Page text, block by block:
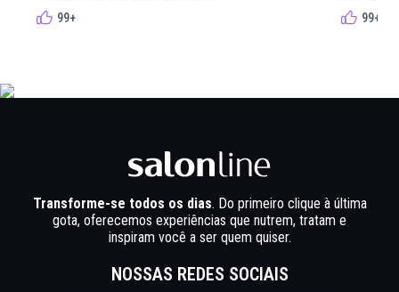
99+ 99+
Transforme-se todos os dias. Do primeiro clique à última
gota, oferecemos experiências que nutrem, tratam e
inspiram você a ser quem quiser.
NOSSAS REDES SOCIAIS